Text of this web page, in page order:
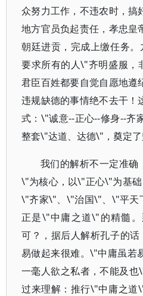
众努力工作，不违农时，搞
地方官员负起责任，孝忠皇
朝廷进贡，完成上缴任务
要求所有的人\"齐明盛服，
君臣百姓都要自觉自愿地遵
违规缺德的事情绝不去干！
式：\"诚意--正心--修身--齐
整套\"达道、达德\"，奠定了
我们的解析不一定准
\"为核心，以\"正心\"为基
\"齐家\"、\"治国\"、\"平天
正是\"中庸之道\"的精髓
可？，据后人解析孔子的
易做起来很难。\"中庸虽若
一毫人欲之私者，不能及
过来理解：推行\"中庸之道